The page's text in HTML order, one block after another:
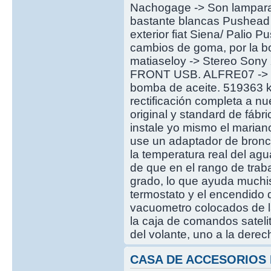
Nachogage -> Son
bastante blancas
exterior fiat Siena/ Palio
cambios de goma, por la
matiaseloy -> Stereo
FRONT USB. ALFRE07 -
bomba de aceite. 519363
rectificación completa a
original y standard de
instale yo mismo el
use un adaptador de
la temperatura real del
de que en el rango de
grado, lo que ayuda
termostato y el encendido
vacuometro colocados de
la caja de comandos
del volante, uno a la
CASA DE ACCESORIOS